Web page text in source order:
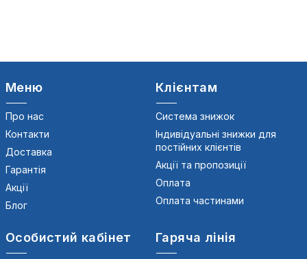
Меню
Про нас
Контакти
Доставка
Гарантія
Акції
Блог
Клієнтам
Система знижок
Індивідуальні знижки для
постійних клієнтів
Акції та пропозиції
Оплата
Оплата частинами
Особистий кабінет Гаряча лінія